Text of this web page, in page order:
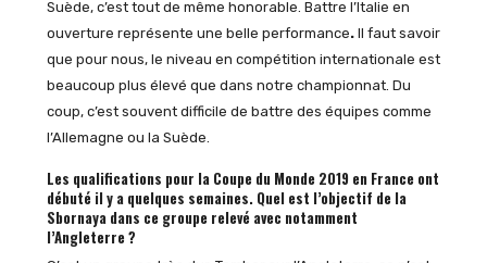
Suède, c’est tout de même honorable. Battre l’Italie en
ouverture représente une belle performance. Il faut savoir
que pour nous, le niveau en compétition internationale est
beaucoup plus élevé que dans notre championnat. Du
coup, c’est souvent difficile de battre des équipes comme
l’Allemagne ou la Suède.
Les qualifications pour la Coupe du Monde 2019 en France ont
débuté il y a quelques semaines. Quel est l’objectif de la
Sbornaya dans ce groupe relevé avec notamment
l’Angleterre ?